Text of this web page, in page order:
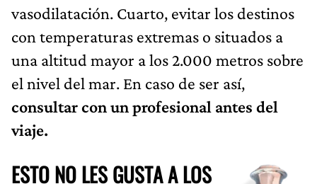
vasodilatación. Cuarto, evitar los destinos
con temperaturas extremas o situados a
una altitud mayor a los 2.000 metros sobre
el nivel del mar. En caso de ser así,
consultar con un profesional antes del
viaje.
ESTO NO LES GUSTA A LOS